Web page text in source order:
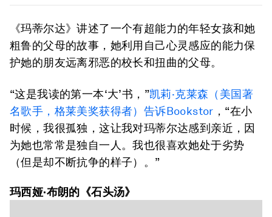
《玛蒂尔达》讲述了一个有超能力的年轻女孩和她
粗鲁的父母的故事，她利用自己心灵感应的能力保
护她的朋友远离邪恶的校长和扭曲的父母。
“这是我读的第一本‘大’书，”凯莉·克莱森（美国著
名歌手，格莱美奖获得者）告诉Bookstor ，“在小
时候，我很孤独，这让我对玛蒂尔达感到亲近，因
为她也常常是独自一人。我也很喜欢她处于劣势
（但是却不断抗争的样子）。”
玛西娅·布朗的《石头汤》